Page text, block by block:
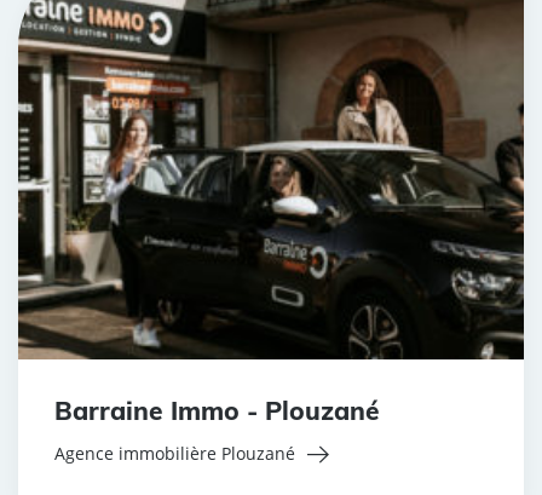
Barraine Immo - Plouzané
Agence immobilière Plouzané